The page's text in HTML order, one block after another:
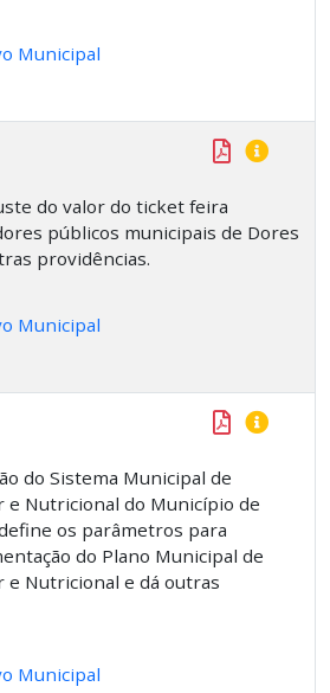
Municipal
do valor do ticket feira
públicos municipais de Dores
providências.
Municipal
do Sistema Municipal de
e Nutricional do Município de
os parâmetros para
do Plano Municipal de
e Nutricional e dá outras
Municipal